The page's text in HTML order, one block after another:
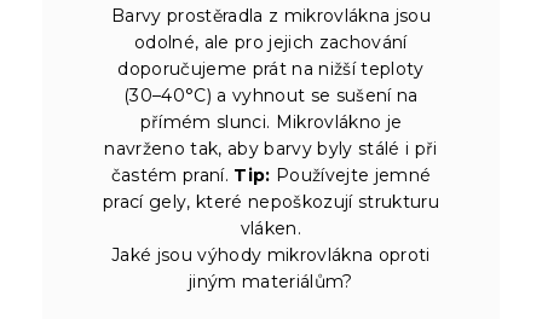
Barvy prostěradla z mikrovlákna jsou
odolné, ale pro jejich zachování
doporučujeme prát na nižší teploty
(30–40°C) a vyhnout se sušení na
přímém slunci. Mikrovlákno je
navrženo tak, aby barvy byly stálé i při
častém praní. Tip: Používejte jemné
prací gely, které nepoškozují strukturu
vláken.
Jaké jsou výhody mikrovlákna oproti
jiným materiálům?